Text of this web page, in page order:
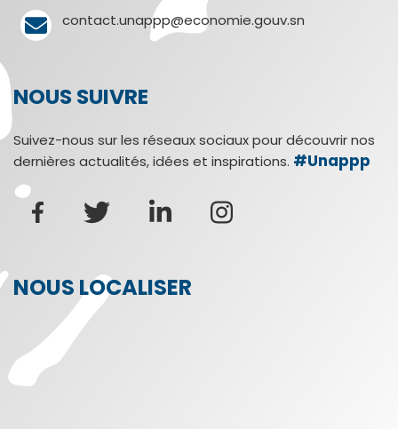
contact.unappp@economie.gouv.sn
NOUS SUIVRE
Suivez-nous sur les réseaux sociaux pour découvrir nos
dernières actualités, idées et inspirations. #Unappp
NOUS LOCALISER